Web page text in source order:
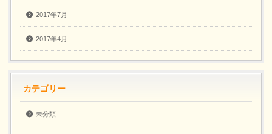
2017年7月
2017年4月
カテゴリー
未分類